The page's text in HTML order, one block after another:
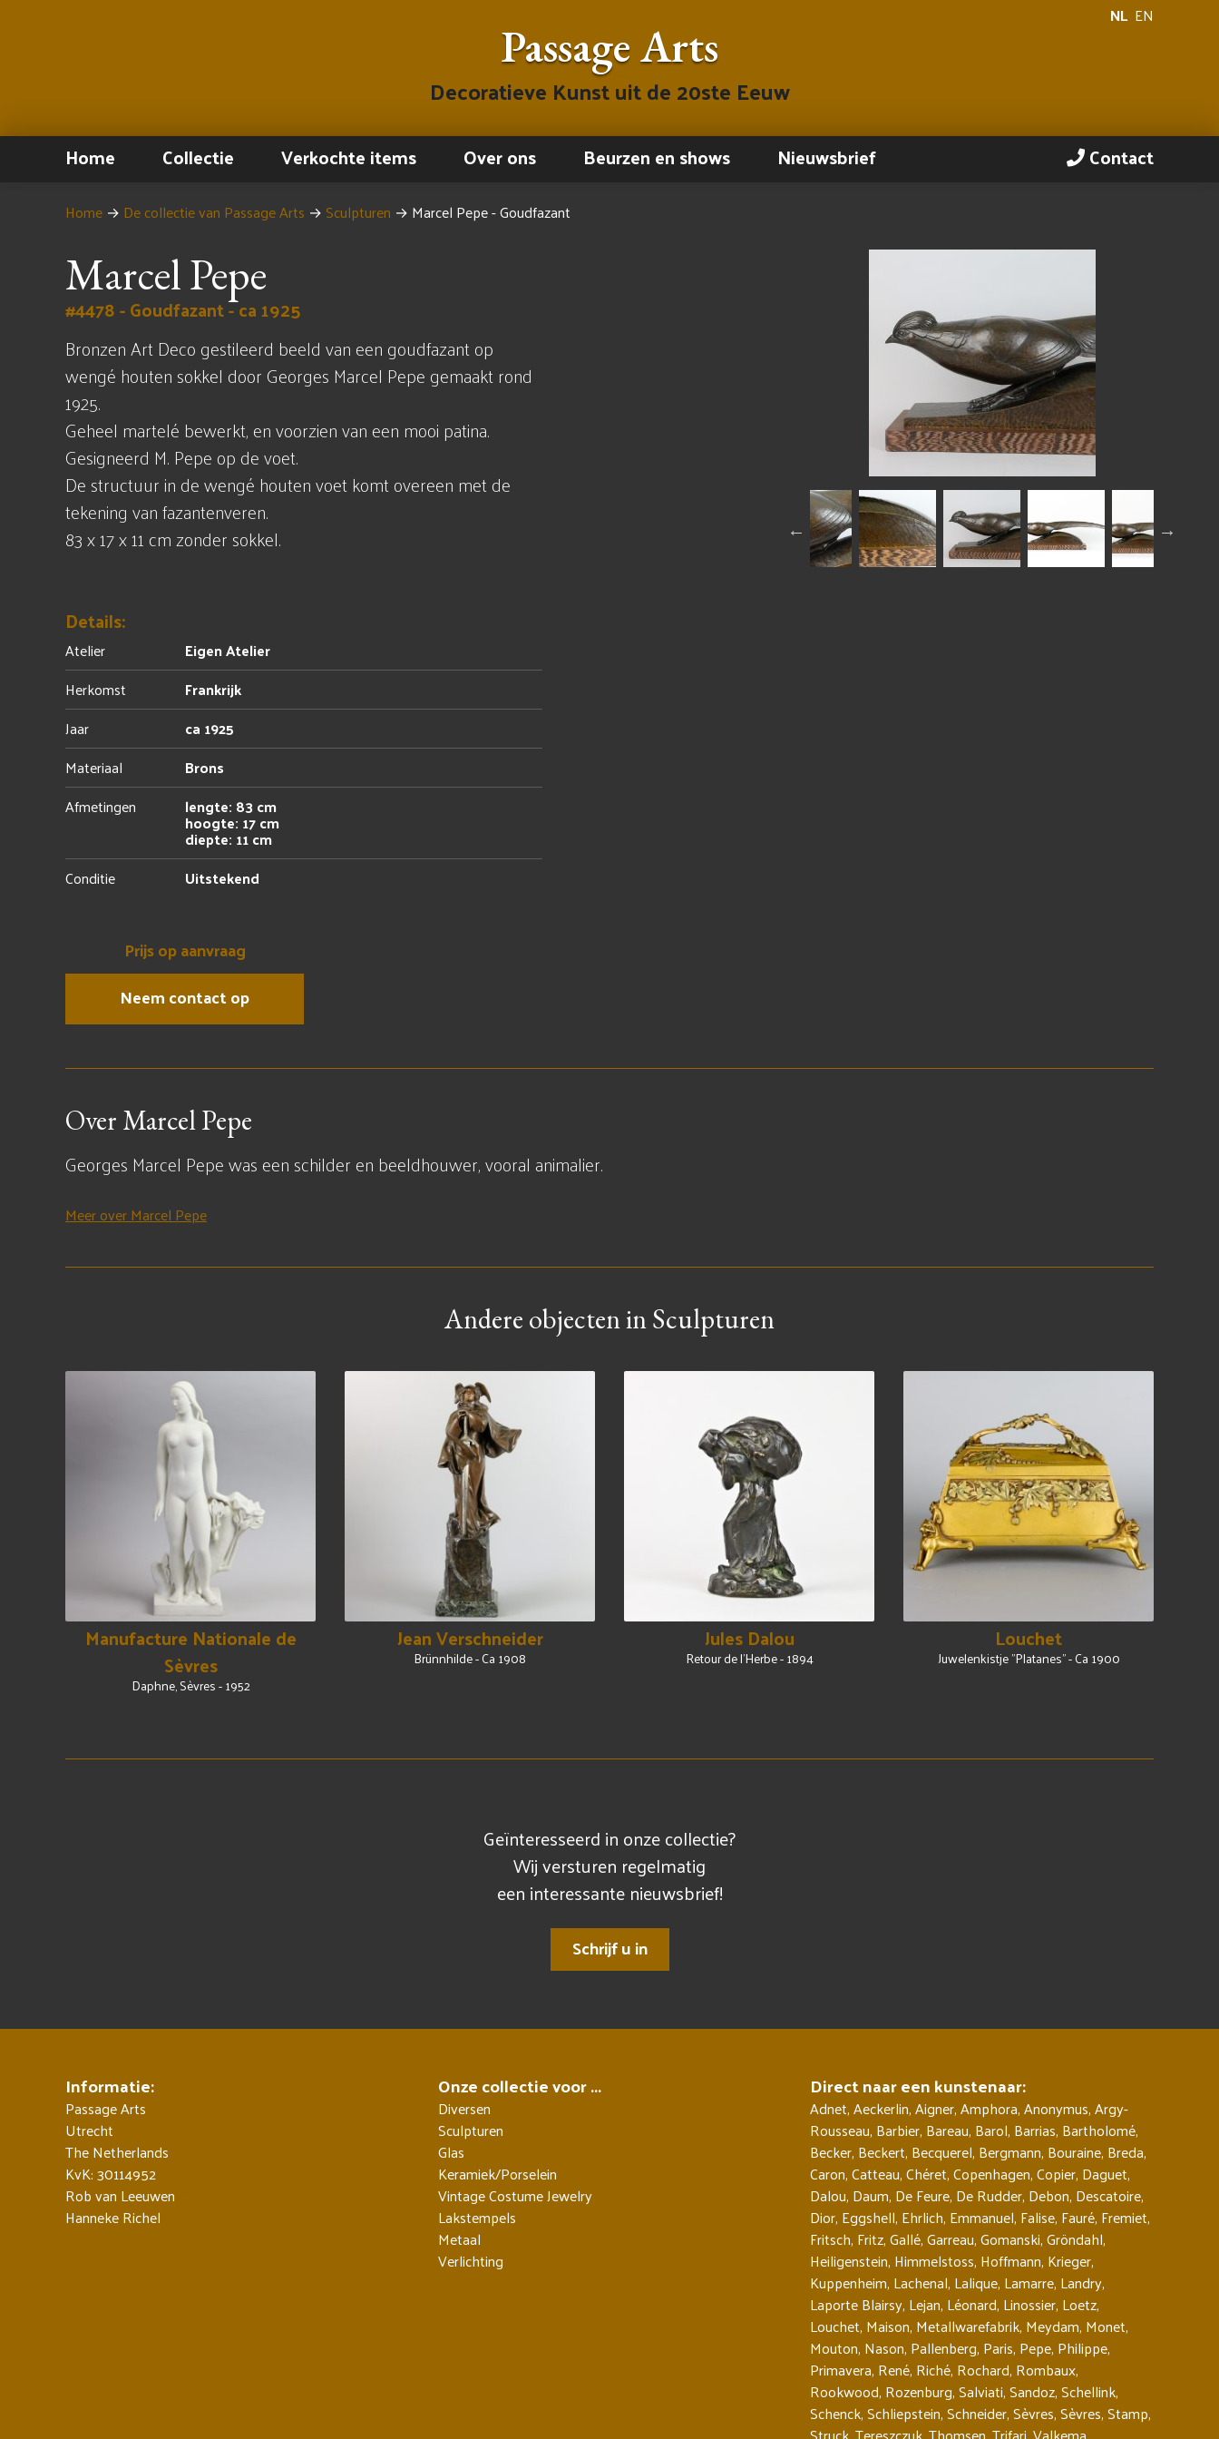
NL EN
Passage Arts
Decoratieve Kunst uit de 20ste Eeuw
Home Collectie Verkochte items Over ons Beurzen en shows Nieuwsbrief Contact
Home → De collectie van Passage Arts → Sculpturen → Marcel Pepe - Goudfazant
Marcel Pepe
#4478 - Goudfazant - ca 1925
Bronzen Art Deco gestileerd beeld van een goudfazant op
wengé houten sokkel door Georges Marcel Pepe gemaakt rond
1925.
Geheel martelé bewerkt, en voorzien van een mooi patina.
Gesigneerd M. Pepe op de voet.
De structuur in de wengé houten voet komt overeen met de
tekening van fazantenveren.
83 x 17 x 11 cm zonder sokkel.
Details:
Atelier
Eigen Atelier
Herkomst
Frankrijk
Jaar
ca 1925
Materiaal
Brons
Afmetingen
lengte: 83 cm
hoogte: 17 cm
diepte: 11 cm
Conditie
Uitstekend
Prijs op aanvraag
Neem contact op
Over Marcel Pepe
Georges Marcel Pepe was een schilder en beeldhouwer, vooral animalier.
Meer over Marcel Pepe
Andere objecten in Sculpturen
Manufacture Nationale de
Sèvres
Daphne, Sèvres - 1952
Jean Verschneider
Brünnhilde - Ca 1908
Jules Dalou
Retour de l'Herbe - 1894
Louchet
Juwelenkistje "Platanes" - Ca 1900
Geïnteresseerd in onze collectie?
Wij versturen regelmatig
een interessante nieuwsbrief!
Schrijf u in
Informatie:
Passage Arts
Utrecht
The Netherlands
KvK: 30114952
Rob van Leeuwen
Hanneke Richel
Onze collectie voor ...
Diversen
Sculpturen
Glas
Keramiek/Porselein
Vintage Costume Jewelry
Lakstempels
Metaal
Verlichting
Direct naar een kunstenaar:
Adnet,Aeckerlin,Aigner,Amphora,Anonymus,Argy-
Rousseau, Barbier, Bareau, Barol, Barrias, Bartholomé,
Becker, Beckert, Becquerel, Bergmann, Bouraine, Breda,
Caron,Catteau,Chéret,Copenhagen,Copier, Daguet,
Dalou, Daum, De Feure, De Rudder, Debon, Descatoire,
Dior, Eggshell, Ehrlich, Emmanuel, Falise, Fauré, Fremiet,
Fritsch, Fritz,Gallé,Garreau,Gomanski,Gröndahl,
Heiligenstein, Himmelstoss, Hoffmann, Krieger,
Kuppenheim, Lachenal, Lalique, Lamarre, Landry,
Laporte Blairsy, Lejan, Léonard, Linossier, Loetz,
Louchet, Maison, Metallwarefabrik, Meydam, Monet,
Mouton, Nason, Pallenberg, Paris, Pepe, Philippe,
Primavera, René, Riché, Rochard, Rombaux,
Rookwood, Rozenburg,Salviati,Sandoz,Schellink,
Schenck,Schliepstein,Schneider,Sèvres,Sèvres,Stamp,